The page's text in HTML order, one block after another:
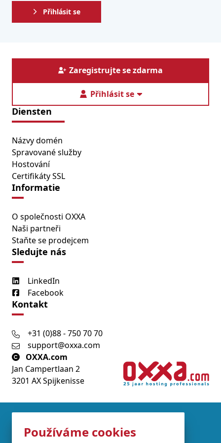
Používáme cookies
Přihlásit se
Zaregistrujte se zdarma
Přihlásit se
Diensten
Názvy domén
Spravované služby
Hostování
Certifikáty SSL
Informatie
O společnosti OXXA
Naši partneři
Staňte se prodejcem
Sledujte nás
LinkedIn
Facebook
Kontakt
+31 (0)88 - 750 70 70
support@oxxa.com
OXXA.com
Jan Campertlaan 2
3201 AX Spijkenisse